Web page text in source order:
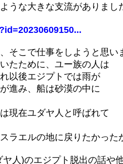
うな大きな支流がありまし
そこで仕事をしようと思い
たために、ユー族の人は
以後エジプトでは雨が
進み、船は砂漠の中に
現在ユダヤ人と呼ばれて
ラエルの地に戻りたかった
人)のエジプト脱出の話や